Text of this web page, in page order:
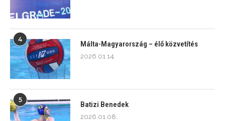
4
Málta-Magyarország – élő közvetítés
2026.01.14.
5
Batizi Benedek
2026.01.08.